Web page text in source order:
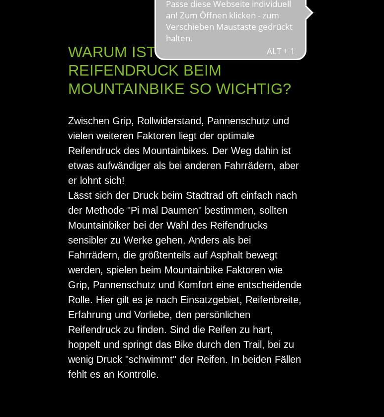
WARUM IST DER
REIFENDRUCK BEIM
MOUNTAINBIKE SO WICHTIG?
Zwischen Grip, Rollwiderstand, Pannenschutz und
vielen weiteren Faktoren liegt der optimale
Reifendruck des Mountainbikes. Der Weg dahin ist
etwas aufwändiger als bei anderen Fahrrädern, aber
er lohnt sich!
Lässt sich der Druck beim Stadtrad oft einfach nach
der Methode "Pi mal Daumen" bestimmen, sollten
Mountainbiker bei der Wahl des Reifendrucks
sensibler zu Werke gehen. Anders als bei
Fahrrädern, die größtenteils auf Asphalt bewegt
werden, spielen beim Mountainbike Faktoren wie
Grip, Pannenschutz und Komfort eine entscheidende
Rolle. Hier gilt es je nach Einsatzgebiet, Reifenbreite,
Erfahrung und Vorliebe, den persönlichen
Reifendruck zu finden. Sind die Reifen zu hart,
hoppelt und springt das Bike durch den Trail, bei zu
wenig Druck "schwimmt" der Reifen. In beiden Fällen
fehlt es an Kontrolle.